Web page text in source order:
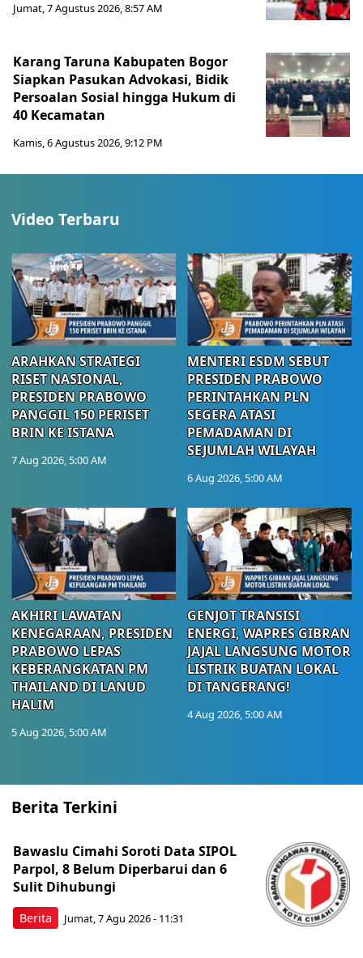
Jumat, 7 Agustus 2026, 8:57 AM
Karang Taruna Kabupaten Bogor
Siapkan Pasukan Advokasi, Bidik
Persoalan Sosial hingga Hukum di
40 Kecamatan
Kamis, 6 Agustus 2026, 9:12 PM
Video Terbaru
ARAHKAN STRATEGI
RISET NASIONAL,
PRESIDEN PRABOWO
PANGGIL 150 PERISET
BRIN KE ISTANA
7 Aug 2026, 5:00 AM
MENTERI ESDM SEBUT
PRESIDEN PRABOWO
PERINTAHKAN PLN
SEGERA ATASI
PEMADAMAN DI
SEJUMLAH WILAYAH
6 Aug 2026, 5:00 AM
AKHIRI LAWATAN
KENEGARAAN, PRESIDEN
PRABOWO LEPAS
KEBERANGKATAN PM
THAILAND DI LANUD
HALIM
5 Aug 2026, 5:00 AM
GENJOT TRANSISI
ENERGI, WAPRES GIBRAN
JAJAL LANGSUNG MOTOR
LISTRIK BUATAN LOKAL
DI TANGERANG!
4 Aug 2026, 5:00 AM
Berita Terkini
Berita
Bawaslu Cimahi Soroti Data SIPOL
Parpol, 8 Belum Diperbarui dan 6
Sulit Dihubungi
Jumat, 7 Agu 2026 - 11:31